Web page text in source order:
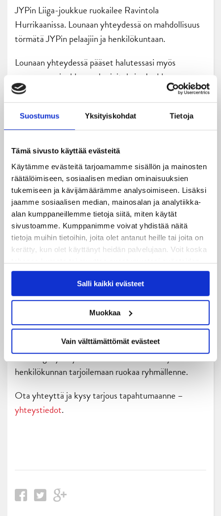
Suostumus Yksityiskohdat Tietoja
Tämä sivusto käyttää evästeitä
Käytämme evästeitä tarjoamamme sisällön ja mainosten
räätälöimiseen, sosiaalisen median ominaisuuksien
tukemiseen ja kävijämäärämme analysoimiseen. Lisäksi
jaamme sosiaalisen median, mainosalan ja analytiikka-
alan kumppaneillemme tietoja siitä, miten käytät
sivustoamme. Kumppanimme voivat yhdistää näitä
tietoja muihin tietoihin, joita olet antanut heille tai joita on
kerätty, kun olet käyttänyt heidän palvelujaan. Voit koska
tahansa kumota tai muuttaa suostumustasi evästeiden
käytöstäEvästeet-sivultamme.
Salli kaikki evästeet
Muokkaa
Vain välttämättömät evästeet
JYPin Liiga-joukkue ruokailee Ravintola
Hurrikaanissa. Lounaan yhteydessä on mahdollisuus
törmätä JYPin pelaajiin ja henkilökuntaan.
Lounaan yhteydessä pääset halutessasi myös
seuraamaan joukkueen harjoituksia. Joukkue
harjoittelee usein pelipäivien ulkopuolella
parhaimpaan lounasaikaan klo. 11.00 alkaen. Voit
napata lounaan Hurrikaanista ja seurata joukkueen
harjoituksia suoraan ravintolasta.
Hurrikaanin catering-palvelut
Tilaa ruokailu ryhmälle suoraan yrityksen
toimipisteeseen.
Tarvitsetko ruokailua tilaisuuteenne?
Ravintola Hurrikaani palvelee myös catering-
asiakkaita. Kysy tarjous ja varaa ruokailu ryhmällenne.
Catering-valikoimistamme löytyy vaihtoehdot
jokaiseen tarpeeseen. Saatavilla on perinteisen
lounaan lisäksi myös ala carte- tason ruokaelämyksiä.
Cateringin yhteyteen voit varata meiltä myös
henkilökunnan tarjoilemaan ruokaa ryhmällenne.
Ota yhteyttä ja kysy tarjous tapahtumaanne –
yhteystiedot.